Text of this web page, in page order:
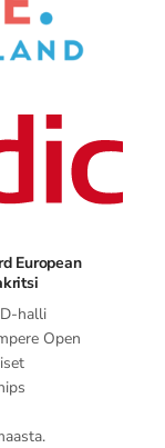
European
halli
Open